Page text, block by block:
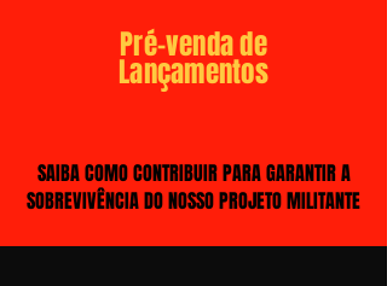
Pré-venda de
Lançamentos
SAIBA COMO CONTRIBUIR PARA GARANTIR A
SOBREVIVÊNCIA DO NOSSO PROJETO MILITANTE